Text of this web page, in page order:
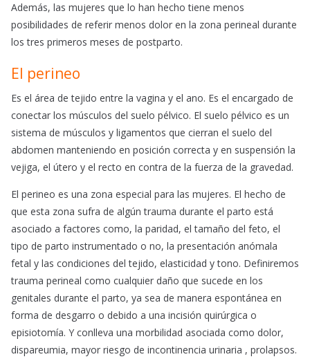
Además, las mujeres que lo han hecho tiene menos
posibilidades de referir menos dolor en la zona perineal durante
los tres primeros meses de postparto.
El perineo
Es el área de tejido entre la vagina y el ano. Es el encargado de
conectar los músculos del suelo pélvico. El suelo pélvico es un
sistema de músculos y ligamentos que cierran el suelo del
abdomen manteniendo en posición correcta y en suspensión la
vejiga, el útero y el recto en contra de la fuerza de la gravedad.
El perineo es una zona especial para las mujeres. El hecho de
que esta zona sufra de algún trauma durante el parto está
asociado a factores como, la paridad, el tamaño del feto, el
tipo de parto instrumentado o no, la presentación anómala
fetal y las condiciones del tejido, elasticidad y tono. Definiremos
trauma perineal como cualquier daño que sucede en los
genitales durante el parto, ya sea de manera espontánea en
forma de desgarro o debido a una incisión quirúrgica o
episiotomía. Y conlleva una morbilidad asociada como dolor,
dispareumia, mayor riesgo de incontinencia urinaria , prolapsos.